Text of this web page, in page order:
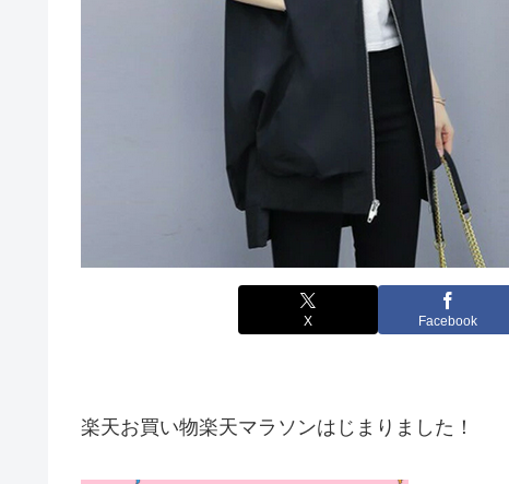
X Facebook
楽天お買い物楽天マラソンはじまりました！